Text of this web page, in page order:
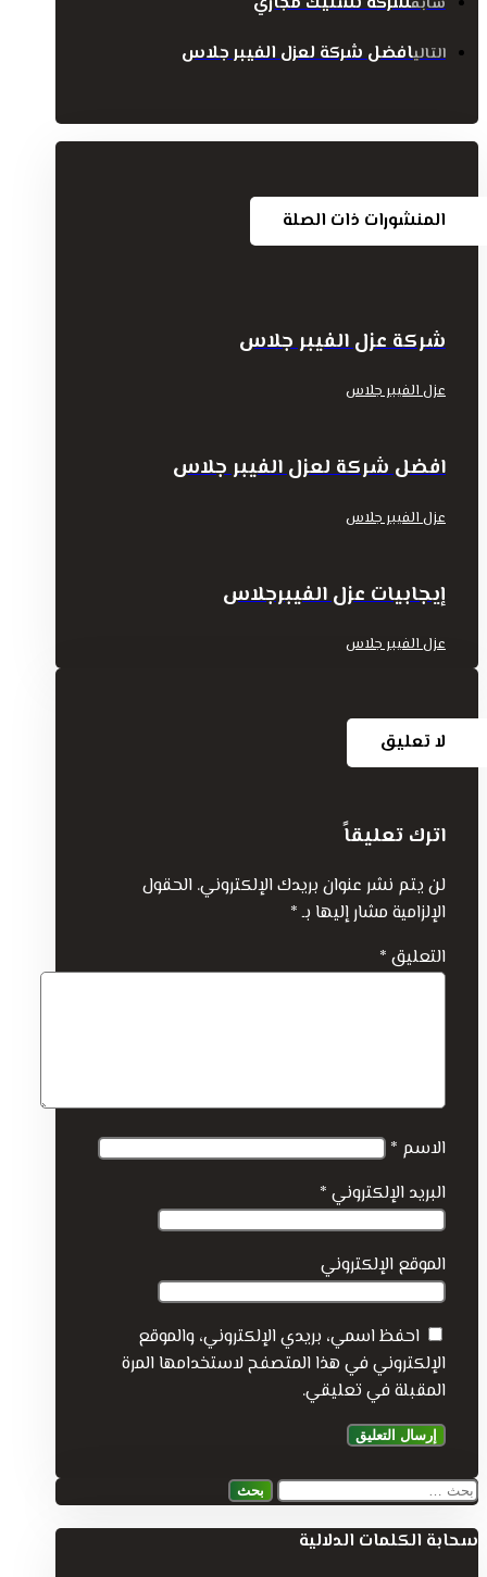
التاليافضل شركة لعزل الفيبر جلاس
المنشورات ذات الصلة
شركة عزل الفيبر جلاس
عزل الفيبر جلاس
افضل شركة لعزل الفيبر جلاس
عزل الفيبر جلاس
إيجابيات عزل الفيبرجلاس
عزل الفيبر جلاس
لا تعليق
اترك تعليقاً
لن يتم نشر عنوان بريدك الإلكتروني. الحقول
الإلزامية مشار إليها بـ*
التعليق *
الاسم *
البريد الإلكتروني *
الموقع الإلكتروني
احفظ اسمي، بريدي الإلكتروني، والموقع
الإلكتروني في هذا المتصفح لاستخدامها المرة
المقبلة في تعليقي.
البحث
سحابة الكلمات الدلالية